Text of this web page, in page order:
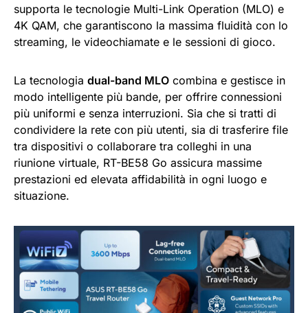
supporta le tecnologie Multi-Link Operation (MLO) e
4K QAM, che garantiscono la massima fluidità con lo
streaming, le videochiamate e le sessioni di gioco.
La tecnologia dual-band MLO combina e gestisce in
modo intelligente più bande, per offrire connessioni
più uniformi e senza interruzioni. Sia che si tratti di
condividere la rete con più utenti, sia di trasferire file
tra dispositivi o collaborare tra colleghi in una
riunione virtuale, RT-BE58 Go assicura massime
prestazioni ed elevata affidabilità in ogni luogo e
situazione.